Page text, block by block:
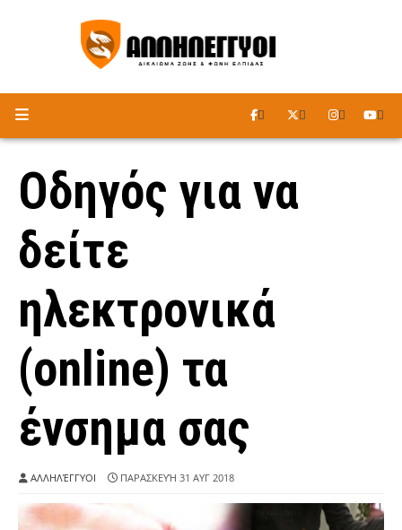
ΑΚΟΥΣΤΕ ΤΟ ΡΑΔΙΟΦΩΝΟ
Οδηγός για να
δείτε
ηλεκτρονικά
(online) τα
ένσημα σας
ΑΛΛΗΛΈΓΓΥΟΙ ΠΑΡΑΣΚΕΥΉ 31 ΑΥΓ 2018